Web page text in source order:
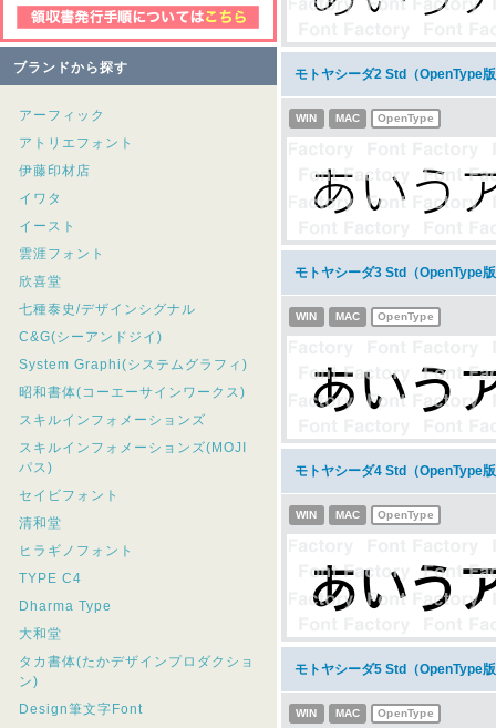
ブランドから探す
アーフィック
アトリエフォント
伊藤印材店
イワタ
イースト
雲涯フォント
欣喜堂
七種泰史/デザインシグナル
C&G(シーアンドジイ)
System Graphi(システムグラフィ)
昭和書体(コーエーサインワークス)
スキルインフォメーションズ
スキルインフォメーションズ(MOJI
パス)
セイビフォント
清和堂
ヒラギノフォント
TYPE C4
Dharma Type
大和堂
タカ書体(たかデザインプロダクショ
ン)
Design筆文字Font
モトヤシーダ2 Std（OpenType
WIN MAC OpenType
モトヤシーダ3 Std（OpenType
WIN MAC OpenType
モトヤシーダ4 Std（OpenType
WIN MAC OpenType
モトヤシーダ5 Std（OpenType
WIN MAC OpenType